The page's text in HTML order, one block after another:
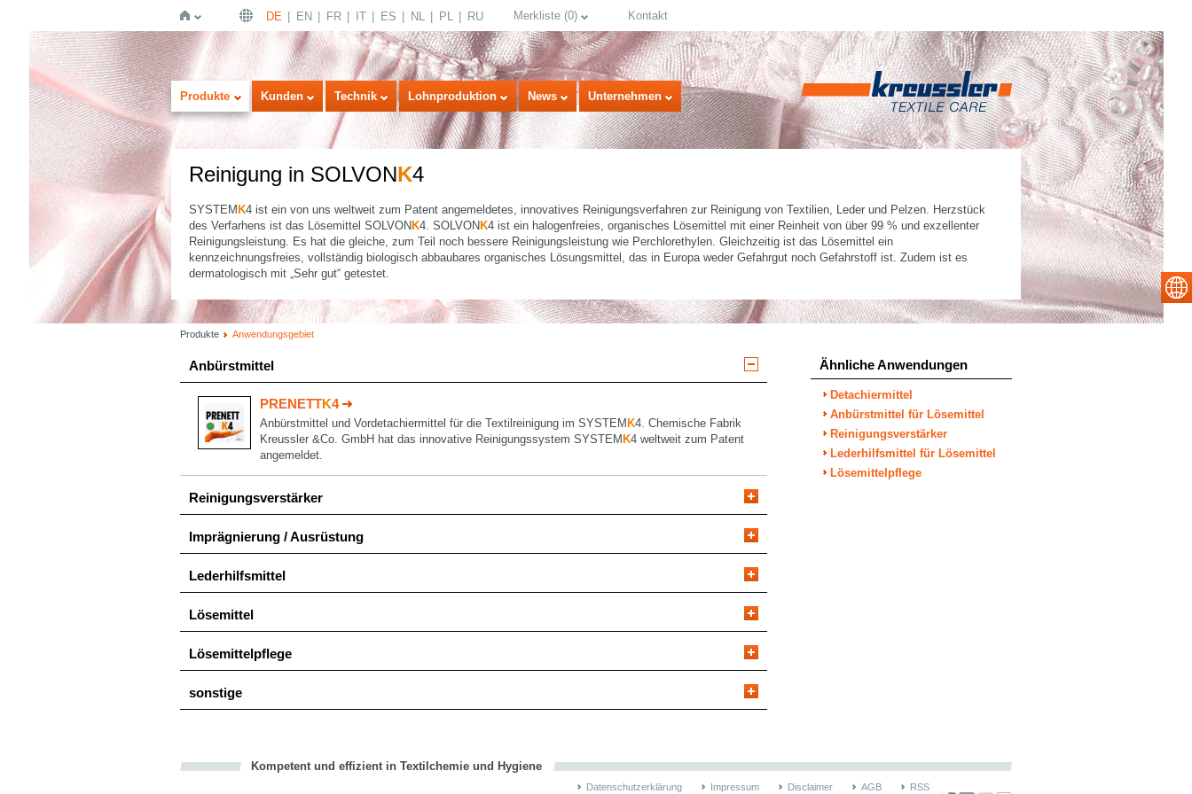
Startseite
DE EN FR IT ES NL PL RU Merkliste (0) Kontakt
Produkte Kunden Technik Lohnproduktion News Unternehmen
Reinigung in SOLVONK4
SYSTEM K4 ist ein von uns weltweit zum Patent angemeldetes, innovatives Reinigungsverfahren zur Reinigung von Textilien, Leder und Pelzen. Herzstück
des Verfarhens ist das Lösemittel SOLVON K4. SOLVON K4 ist ein halogenfreies, organisches Lösemittel mit einer Reinheit von über 99 % und exzellenter
Reinigungsleistung. Es hat die gleiche, zum Teil noch bessere Reinigungsleistung wie Perchlorethylen. Gleichzeitig ist das Lösemittel ein
kennzeichnungsfreies, vollständig biologisch abbaubares organisches Lösungsmittel, das in Europa weder Gefahrgut noch Gefahrstoff ist. Zudem ist es
dermatologisch mit „Sehr gut“ getestet.
Produkte Anwendungsgebiet
Anbürstmittel
PRENETTK4
Anbürstmittel und Vordetachiermittel für die Textilreinigung im SYSTEM K4. Chemische Fabrik
Kreussler &Co. GmbH hat das innovative Reinigungssystem SYSTEM K4 weltweit zum Patent
angemeldet.
Reinigungsverstärker
Imprägnierung / Ausrüstung
Lederhilfsmittel
Lösemittel
Lösemittelpflege
sonstige
Ähnliche Anwendungen
Detachiermittel
Anbürstmittel für Lösemittel
Reinigungsverstärker
Lederhilfsmittel für Lösemittel
Lösemittelpflege
Kompetent und effizient in Textilchemie und Hygiene
Datenschutzerklärung Impressum Disclaimer AGB RSS